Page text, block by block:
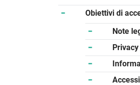
Obiettivi di
Note
Privacy